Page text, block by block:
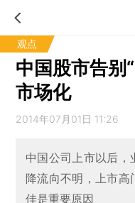
观点
中国股市告别
市场化
2014年07月01日 11:26
中国公司上市以后
降流向不明，上市
佳是重要原因